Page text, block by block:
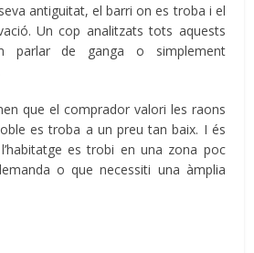
antiguitat, el barri on es troba i el
Un cop analitzats tots aquests
parlar de ganga o simplement
que el comprador valori les raons
es troba a un preu tan baix. I és
es trobi en una zona poc
o que necessiti una àmplia